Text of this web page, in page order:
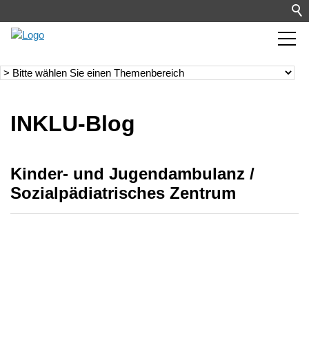
INKLU-Blog
Kinder- und Jugendambulanz /
Sozialpädiatrisches Zentrum